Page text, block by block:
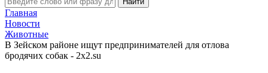
Главная
Новости
Животные
В Зейском районе ищут предпринимателей для отлова
бродячих собак - 2x2.su